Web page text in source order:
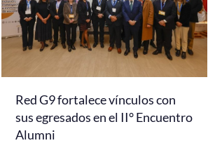
Red G9 fortalece vínculos con
sus egresados en el II° Encuentro
Alumni